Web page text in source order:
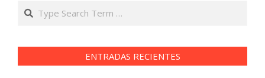
Search
ENTRADAS RECIENTES